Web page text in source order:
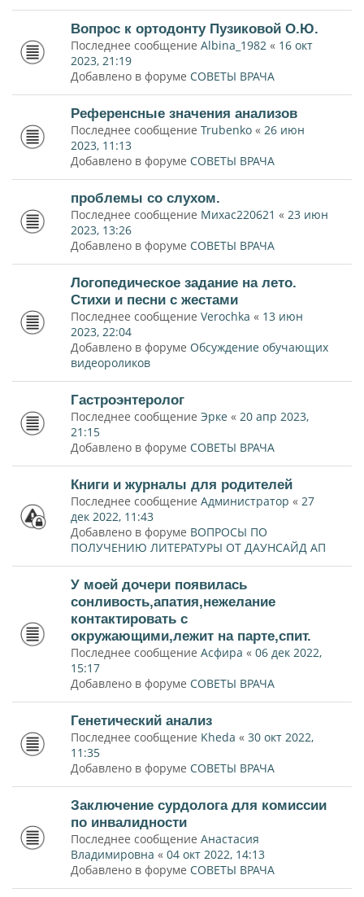
Вопрос к ортодонту Пузиковой О.Ю.
Последнее сообщение Albina_1982 « 16 окт
2023, 21:19
Добавлено в форуме СОВЕТЫ ВРАЧА
Референсные значения анализов
Последнее сообщение Trubenko « 26 июн
2023, 11:13
Добавлено в форуме СОВЕТЫ ВРАЧА
проблемы со слухом.
Последнее сообщение Михас220621 « 23 июн
2023, 13:26
Добавлено в форуме СОВЕТЫ ВРАЧА
Логопедическое задание на лето.
Стихи и песни с жестами
Последнее сообщение Verochka « 13 июн
2023, 22:04
Добавлено в форуме Обсуждение обучающих
видеороликов
Гастроэнтеролог
Последнее сообщение Эрке « 20 апр 2023,
21:15
Добавлено в форуме СОВЕТЫ ВРАЧА
Книги и журналы для родителей
Последнее сообщение Администратор « 27
дек 2022, 11:43
Добавлено в форуме ВОПРОСЫ ПО
ПОЛУЧЕНИЮ ЛИТЕРАТУРЫ ОТ ДАУНСАЙД АП
У моей дочери появилась
сонливость,апатия,нежелание
контактировать с
окружающими,лежит на парте,спит.
Последнее сообщение Асфира « 06 дек 2022,
15:17
Добавлено в форуме СОВЕТЫ ВРАЧА
Генетический анализ
Последнее сообщение Kheda « 30 окт 2022,
11:35
Добавлено в форуме СОВЕТЫ ВРАЧА
Заключение сурдолога для комиссии
по инвалидности
Последнее сообщение Анастасия
Владимировна « 04 окт 2022, 14:13
Добавлено в форуме СОВЕТЫ ВРАЧА